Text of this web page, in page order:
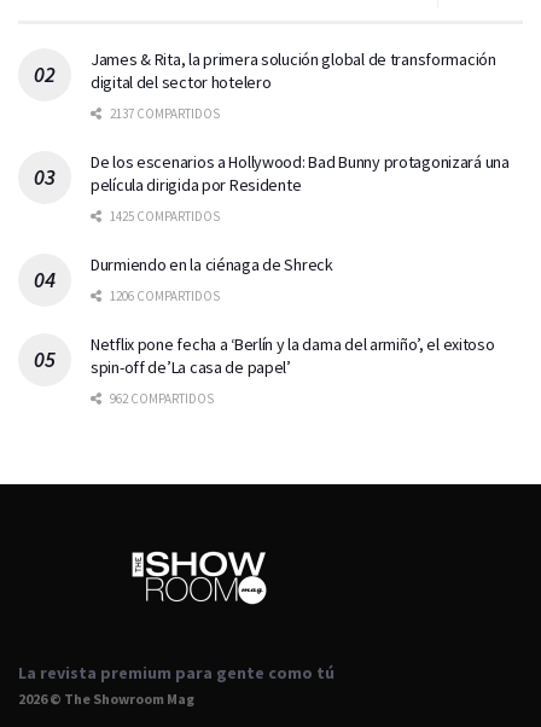
James & Rita, la primera solución global de transformación
digital del sector hotelero
2137 COMPARTIDOS
De los escenarios a Hollywood: Bad Bunny protagonizará una
película dirigida por Residente
1425 COMPARTIDOS
Durmiendo en la ciénaga de Shreck
1206 COMPARTIDOS
Netflix pone fecha a ‘Berlín y la dama del armiño’, el exitoso
spin-off de’La casa de papel’
962 COMPARTIDOS
La revista premium para gente como tú
2026 © The Showroom Mag